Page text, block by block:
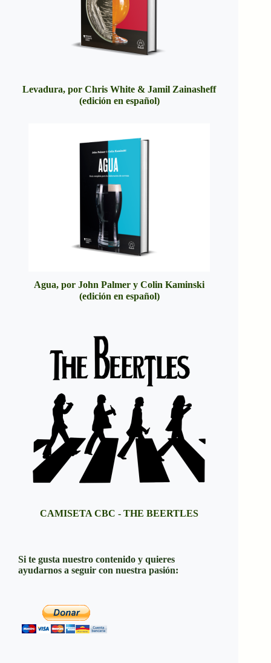
Levadura, por Chris White & Jamil Zainasheff
(edición en español)
Agua, por John Palmer y Colin Kaminski
(edición en español)
CAMISETA CBC - THE BEERTLES
Si te gusta nuestro contenido y quieres
ayudarnos a seguir con nuestra pasión: